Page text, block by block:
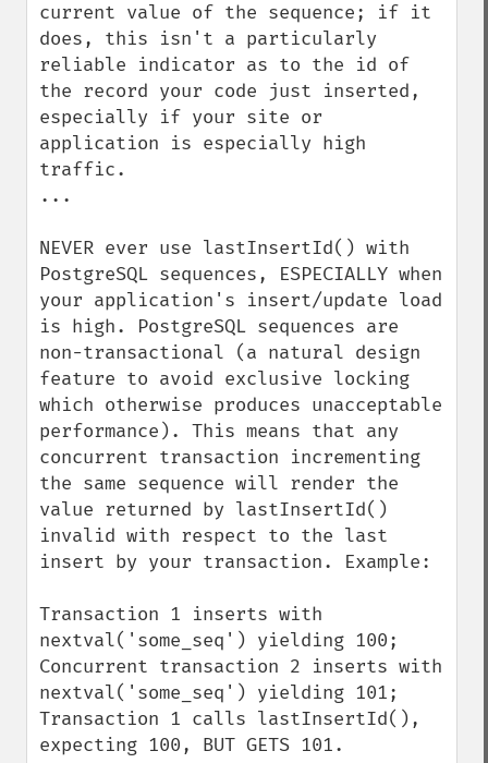
current value of the sequence; if it
does, this isn't a particularly
reliable indicator as to the id of
the record your code just inserted,
especially if your site or
application is especially high
traffic.
...
NEVER ever use lastInsertId() with
PostgreSQL sequences, ESPECIALLY when
your application's insert/update load
is high. PostgreSQL sequences are
non-transactional (a natural design
feature to avoid exclusive locking
which otherwise produces unacceptable
performance). This means that any
concurrent transaction incrementing
the same sequence will render the
value returned by lastInsertId()
invalid with respect to the last
insert by your transaction. Example:
Transaction 1 inserts with
nextval('some_seq') yielding 100;
Concurrent transaction 2 inserts with
nextval('some_seq') yielding 101;
Transaction 1 calls lastInsertId(),
expecting 100, BUT GETS 101.